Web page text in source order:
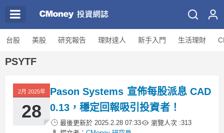
台股 美股 研究報告 理財達人 新手入門 生活理財
PSYTF
2月 2025年
28
Pason Systems 宣佈每股派息 CAD
0.13，穩定回報吸引投資者！
最後更新於 2025.2.28 07:33 瀏覽人次 :313